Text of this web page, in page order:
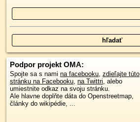
Podpor projekt OMA:
Spojte sa s nami na facebooku, zdieľajte túto
stránku na Facebooku, na Twittri, alebo
umiestnite odkaz na svoju stránku.
Ale hlavne doplňte dáta do Openstreetmap,
články do wikipédie, ...